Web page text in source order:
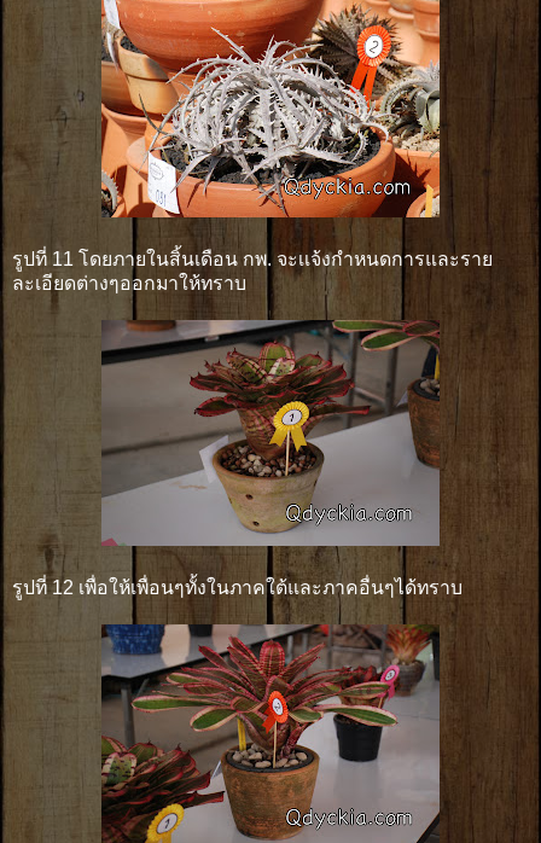
รูปที่ 11 โดยภายในสิ้นเดือน กพ. จะเเจ้งกำหนดการและราย
ละเอียดต่างๆออกมาให้ทราบ
รูปที่ 12 เพื่อให้เพื่อนๆทั้งในภาคใต้และภาคอื่นๆได้ทราบ